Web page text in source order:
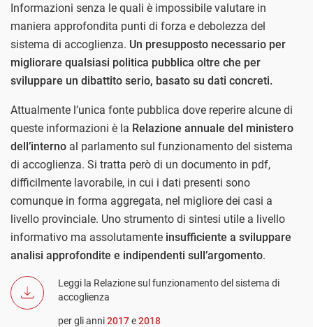
Informazioni senza le quali è impossibile valutare in
maniera approfondita punti di forza e debolezza del
sistema di accoglienza. Un presupposto necessario per
migliorare qualsiasi politica pubblica oltre che per
sviluppare un dibattito serio, basato su dati concreti.
Attualmente l’unica fonte pubblica dove reperire alcune di
queste informazioni è la Relazione annuale del ministero
dell’interno al parlamento sul funzionamento del sistema
di accoglienza. Si tratta però di un documento in pdf,
difficilmente lavorabile, in cui i dati presenti sono
comunque in forma aggregata, nel migliore dei casi a
livello provinciale. Uno strumento di sintesi utile a livello
informativo ma assolutamente insufficiente a sviluppare
analisi approfondite e indipendenti sull’argomento.
Leggi la Relazione sul funzionamento del sistema di
accoglienza
per gli anni2017e2018